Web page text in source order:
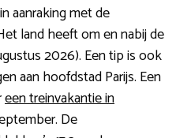
aanraking met de
land heeft om en nabij de
2026). Een tip is ook
aan hoofdstad Parijs. Een
een treinvakantie in
De